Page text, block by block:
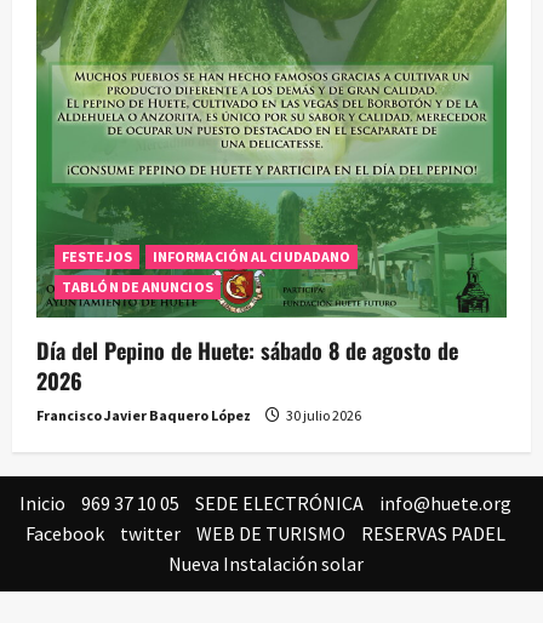
FESTEJOS
INFORMACIÓN AL CIUDADANO
TABLÓN DE ANUNCIOS
Día del Pepino de Huete: sábado 8 de agosto de
2026
Francisco Javier Baquero López 30 julio 2026
Inicio 969 37 10 05 SEDE ELECTRÓNICA
info@huete.org
Facebook
twitter WEB DE TURISMO
RESERVAS PADEL
Nueva Instalación solar